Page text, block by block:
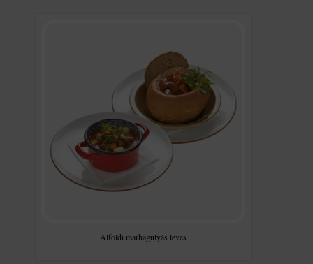
Alföldi marhagulyás leves